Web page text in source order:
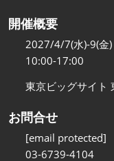
開催概要
2027/4/7(水)-9(金)
10:00-17:00
東京ビッグサイト
お問合せ
[email protected]
03-6739-4104